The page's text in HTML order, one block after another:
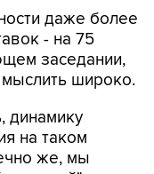
даже более
- на 75
заседании,
мыслить широко.
динамику
на таком
же, мы